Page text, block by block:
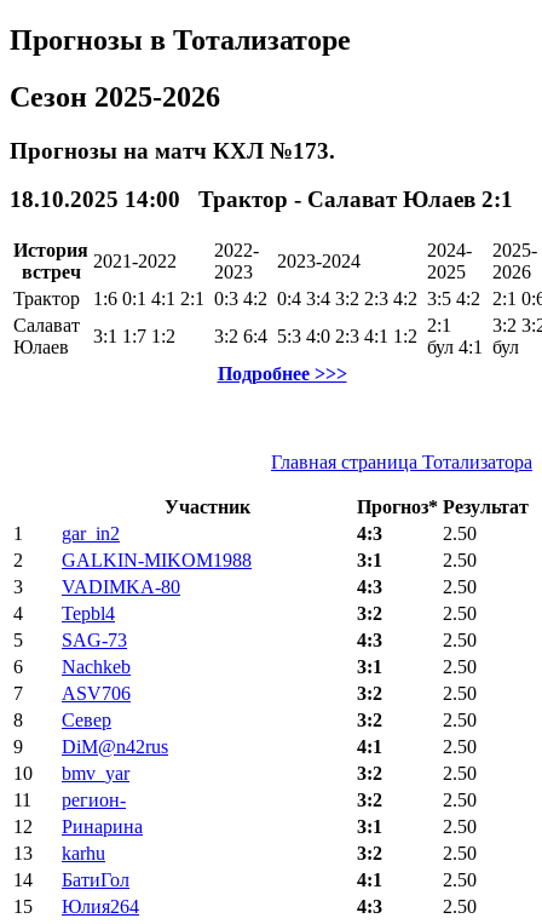
Прогнозы в Тотализаторе
Сезон 2025-2026
Прогнозы на матч КХЛ №173.
18.10.2025 14:00 Трактор - Салават Юлаев 2:1
История
встреч
2021-2022
2022-
2023
2023-2024
2024-
2025
2025-
2026
Трактор
1:6 0:1 4:1 2:1 0:3 4:2 0:4 3:4 3:2 2:3 4:2 3:5 4:2 2:1
Салават
Юлаев
3:1 1:7 1:2 3:2 6:4 5:3 4:0 2:3 4:1 1:2
2:1
бул 4:1
3:2
бул
Подробнее >>>
Главная страница Тотализатора
Участник Прогноз* Результат
1
gar_in2 4:3
2.50
2
GALKIN-MIKOM1988 3:1
2.50
3
VADIMKA-80 4:3
2.50
4
Tepbl4 3:2
2.50
5
SAG-73 4:3
2.50
6
Nachkeb 3:1
2.50
7
ASV706 3:2
2.50
8
Север 3:2
2.50
9
DiM@n42rus 4:1
2.50
10
bmv_yar 3:2
2.50
11
регион- 3:2
2.50
12
Ринарина 3:1
2.50
13
karhu 3:2
2.50
14
БатиГол 4:1
2.50
15
Юлия264 4:3
2.50